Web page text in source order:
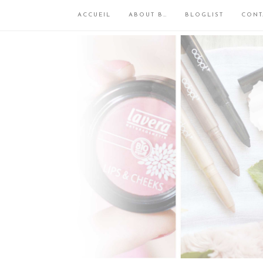
ACCUEIL ABOUT B… BLOGLIST